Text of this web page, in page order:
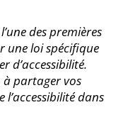
des premières
loi spécifique
d’accessibilité.
à partager vos
dans